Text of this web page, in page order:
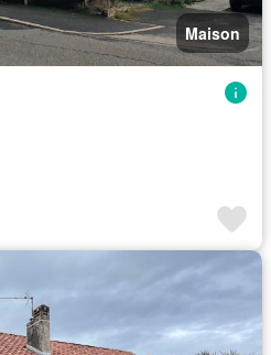
Maison